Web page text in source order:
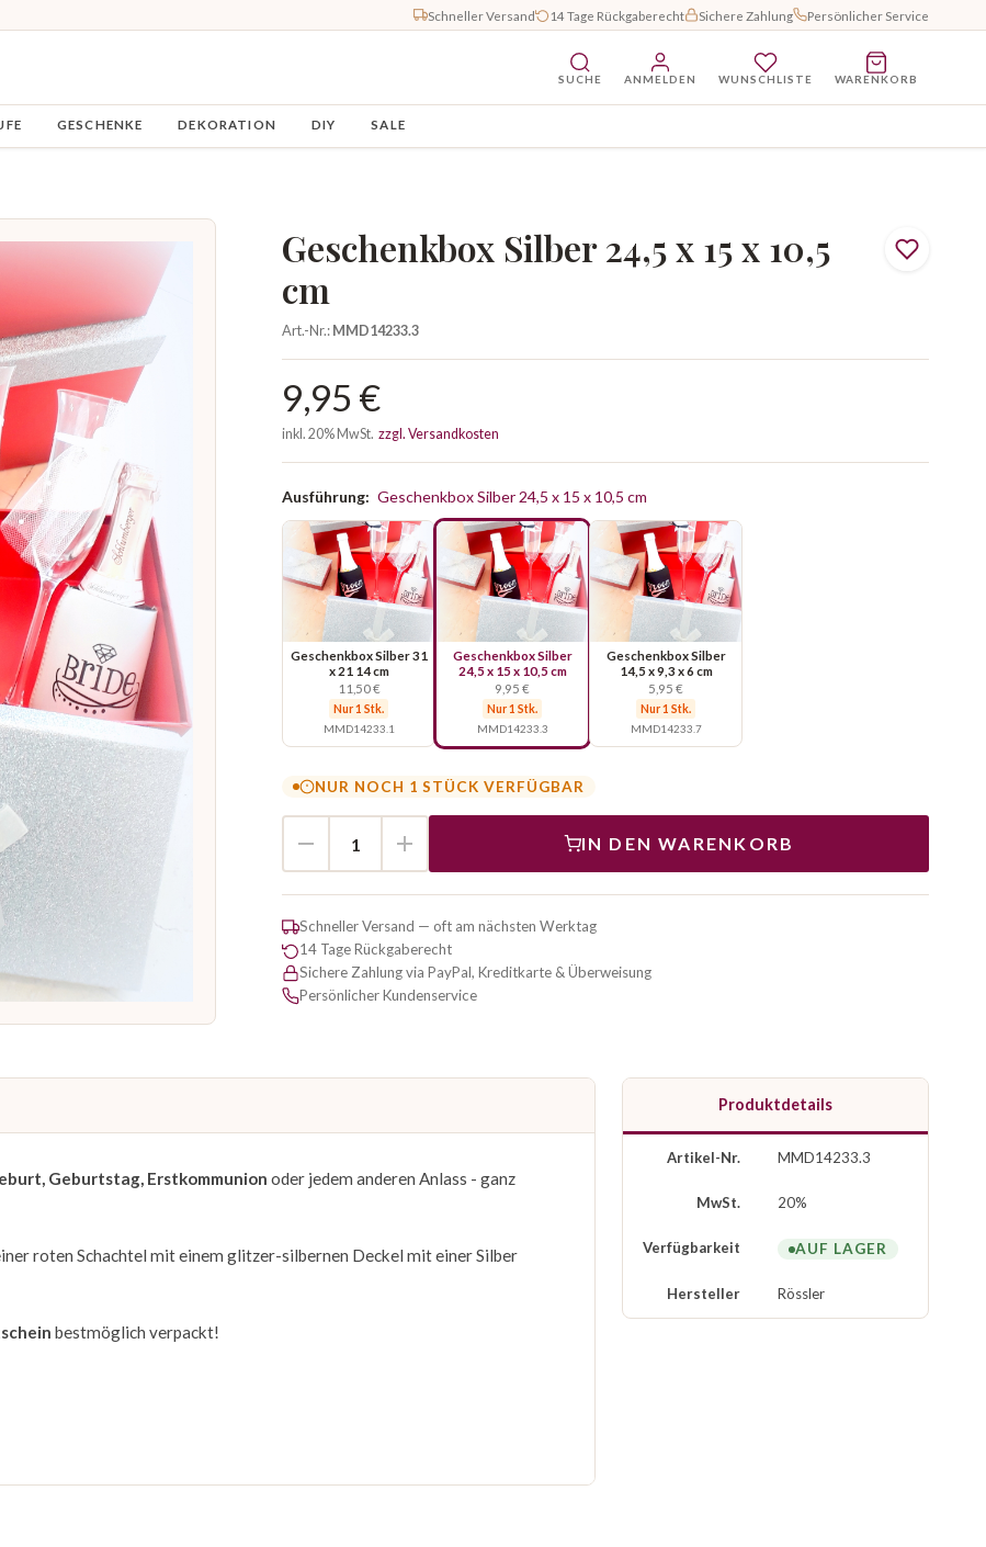
Schneller Versand 14 Tage Rückgaberecht Sichere Zahlung Persönlicher Service
SUCHE ANMELDEN WUNSCHLISTE WARENKORB
GESCHENKE DEKORATION DIY SALE
Geschenkbox Silber 24,5 x 15 x 10,5
cm
Art.-Nr.:MMD14233.3
9,95 €
inkl. 20% MwSt. zzgl. Versandkosten
Ausführung: Geschenkbox Silber 24,5 x 15 x 10,5 cm
Geschenkbox Silber 31
x 21 14 cm
11,50 €
Nur 1 Stk.
MMD14233.1
Geschenkbox Silber
24,5 x 15 x 10,5 cm
9,95 €
Nur 1 Stk.
MMD14233.3
Geschenkbox Silber
14,5 x 9,3 x 6 cm
5,95 €
Nur 1 Stk.
MMD14233.7
NUR NOCH 1 STÜCK VERFÜGBAR
IN DEN WARENKORB
Schneller Versand — oft am nächsten Werktag
14 Tage Rückgaberecht
Sichere Zahlung via PayPal, Kreditkarte & Überweisung
Persönlicher Kundenservice
Geburtstag, Erstkommunion oder jedem anderen Anlass - ganz
roten Schachtel mit einem glitzer-silbernen Deckel mit einer Silber
bestmöglich verpackt!
Produktdetails
Artikel-Nr. MMD14233.3
MwSt. 20%
Verfügbarkeit AUF LAGER
Hersteller Rössler